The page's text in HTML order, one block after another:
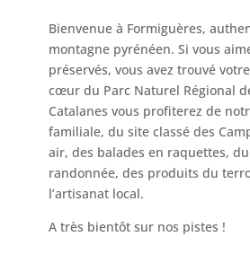
Bienvenue à Formiguères,
montagne pyrénéen. Si vous
préservés, vous avez trouvé
cœur du Parc Naturel Régional
Catalanes vous profiterez de
familiale, du site classé des
air, des balades en raquettes,
randonnée, des produits du
l’artisanat local.
A très bientôt sur nos pistes !